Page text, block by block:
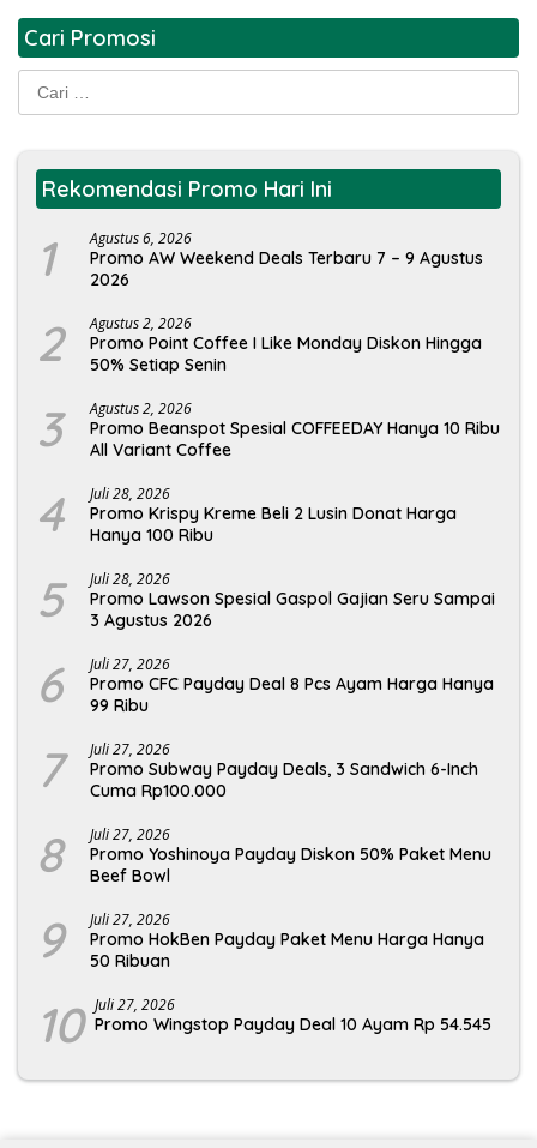
Cari Promosi
Cari
untuk:
Rekomendasi Promo Hari Ini
1 Agustus 6, 2026
Promo AW Weekend Deals Terbaru 7 – 9 Agustus
2026
2 Agustus 2, 2026
Promo Point Coffee I Like Monday Diskon Hingga
50% Setiap Senin
3 Agustus 2, 2026
Promo Beanspot Spesial COFFEEDAY Hanya 10 Ribu
All Variant Coffee
4 Juli 28, 2026
Promo Krispy Kreme Beli 2 Lusin Donat Harga
Hanya 100 Ribu
5 Juli 28, 2026
Promo Lawson Spesial Gaspol Gajian Seru Sampai
3 Agustus 2026
6 Juli 27, 2026
Promo CFC Payday Deal 8 Pcs Ayam Harga Hanya
99 Ribu
7 Juli 27, 2026
Promo Subway Payday Deals, 3 Sandwich 6-Inch
Cuma Rp100.000
8 Juli 27, 2026
Promo Yoshinoya Payday Diskon 50% Paket Menu
Beef Bowl
9 Juli 27, 2026
Promo HokBen Payday Paket Menu Harga Hanya
50 Ribuan
10 Juli 27, 2026
Promo Wingstop Payday Deal 10 Ayam Rp 54.545